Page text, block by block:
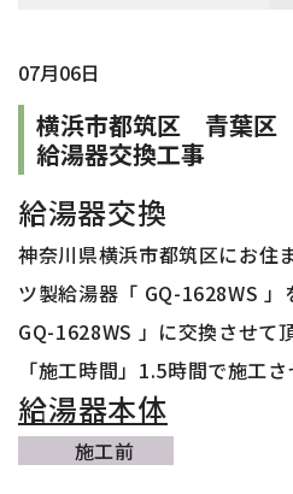
07月06日
横浜市都筑区 青葉
給湯器交換工事
給湯器交換
神奈川県横浜市都筑区にお住
ツ製給湯器「 GQ-1628WS」
GQ-1628WS 」に交換させて
「施工時間」1.5時間で施工さ
給湯器本体
施工前